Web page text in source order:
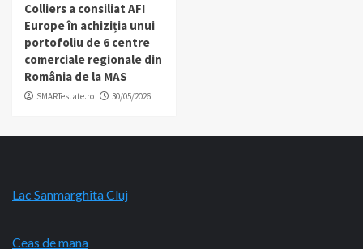
Colliers a consiliat AFI
Europe în achiziția unui
portofoliu de 6 centre
comerciale regionale din
România de la MAS
SMARTestate.ro 30/05/2026
Lac Sanmarghita Cluj
Ceas de mana